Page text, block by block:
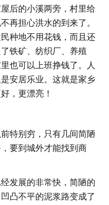
后的小溪两旁，村里给
再担心洪水的到来了。
种地不用花钱，而且还
铁矿、纺织厂、养殖
也可以上班挣钱了。人
安居乐业。这就是家乡
，更漂亮！
特别穷，只有几间简陋
要到城外才能找到商
发展的非常快，简陋的
凸不平的泥浆路变成了